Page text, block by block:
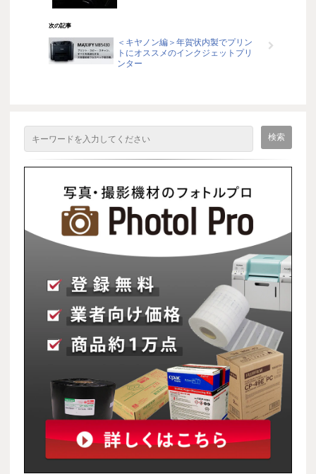
次の記事
＜キヤノン編＞年賀状内製でプリン
トにオススメのインクジェットプリ
ンター